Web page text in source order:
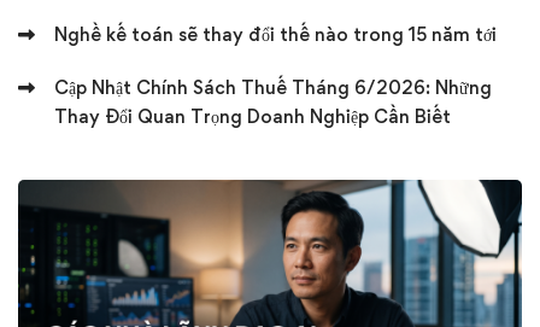
Nghề kế toán sẽ thay đổi thế nào trong 15 năm tới
Cập Nhật Chính Sách Thuế Tháng 6/2026: Những
Thay Đổi Quan Trọng Doanh Nghiệp Cần Biết